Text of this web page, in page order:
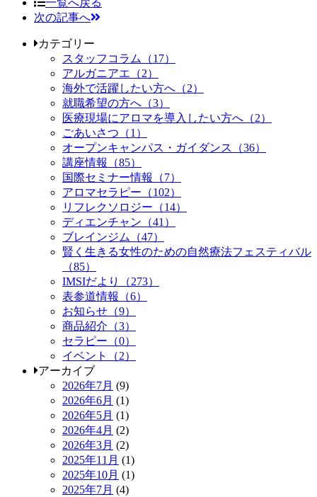
次の記事へ
カテゴリー
スタッフコラム（17）
アルガニアエ（2）
海外で活躍したい方へ（2）
就職希望の方へ（3）
医療現場にアロマを導入したい方へ（2）
ごあいさつ（1）
オープンキャンパス・ガイダンス（36）
講座情報（85）
国際セミナー情報（7）
アロマセラピー（102）
リフレクソロジー（14）
ディエンチャン（41）
ブレインジム（47）
賢く生きる女性のための自然療法フェスティバル
（85）
IMSIだより（273）
表参道情報（6）
お知らせ（9）
商品紹介（3）
セラピー（0）
イベント（2）
アーカイブ
2026年7月 (9)
2026年6月 (1)
2026年5月 (1)
2026年4月 (2)
2026年3月 (2)
2025年11月 (1)
2025年10月 (1)
2025年7月 (4)